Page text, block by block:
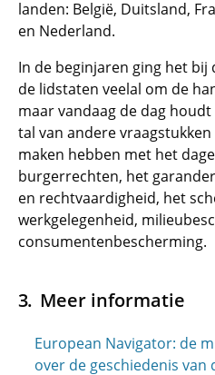
landen: België, Duitsland,
en Nederland.
In de beginjaren ging het bij
de lidstaten veelal om de
maar vandaag de dag
tal van andere
maken hebben met het
burgerrechten, het
en rechtvaardigheid, het
werkgelegenheid,
consumentenbescherming.
Meer informatie
European Navigator: de
over de geschiedenis van